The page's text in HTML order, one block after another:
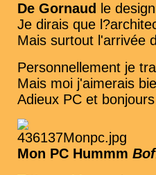
De Gornaud le
Je dirais que
Mais surtout l'arrivée
Personnellement je
Mais moi j'aimerais
Adieux PC et
Mon PC Hummm